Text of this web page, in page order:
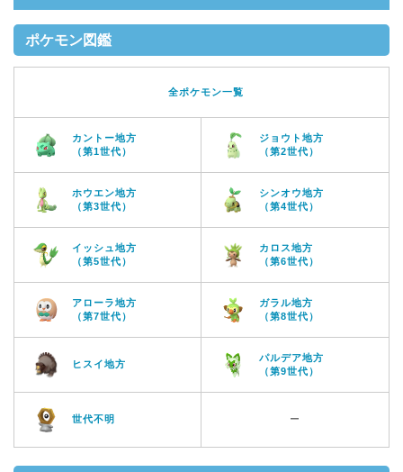
ポケモン図鑑
全ポケモン一覧
カントー地方
（第1世代）
ジョウト地方
（第2世代）
ホウエン地方
（第3世代）
シンオウ地方
（第4世代）
イッシュ地方
（第5世代）
カロス地方
（第6世代）
アローラ地方
（第7世代）
ガラル地方
（第8世代）
ヒスイ地方
パルデア地方
（第9世代）
世代不明 ー